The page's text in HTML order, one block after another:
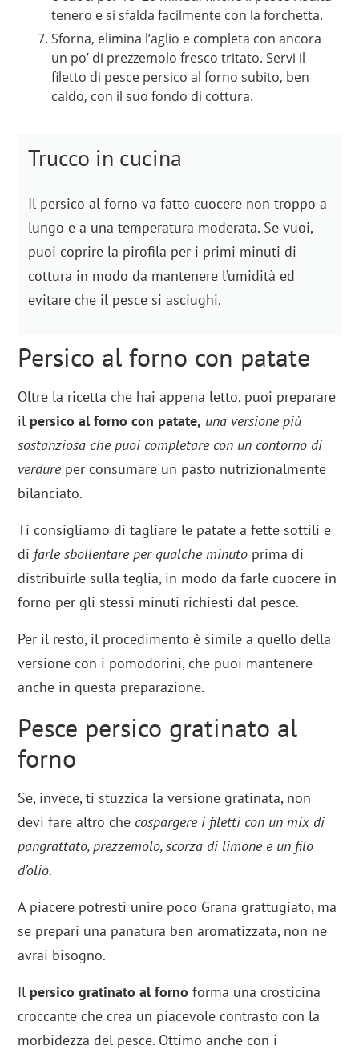
tenero e si sfalda facilmente con la forchetta.
Sforna, elimina l’aglio e completa con ancora
un po’ di prezzemolo fresco tritato. Servi il
filetto di pesce persico al forno subito, ben
caldo, con il suo fondo di cottura.
Trucco in cucina
Il persico al forno va fatto cuocere non troppo a
lungo e a una temperatura moderata. Se vuoi,
puoi coprire la pirofila per i primi minuti di
cottura in modo da mantenere l’umidità ed
evitare che il pesce si asciughi.
Persico al forno con patate
Oltre la ricetta che hai appena letto, puoi preparare
il persico al forno con patate, una versione più
sostanziosa che puoi completare con un contorno di
verdureper consumare un pasto nutrizionalmente
bilanciato.
Ti consigliamo di tagliare le patate a fette sottili e
di farle sbollentare per qualche minuto prima di
distribuirle sulla teglia, in modo da farle cuocere in
forno per gli stessi minuti richiesti dal pesce.
Per il resto, il procedimento è simile a quello della
versione con i pomodorini, che puoi mantenere
anche in questa preparazione.
Pesce persico gratinato al
forno
Se, invece, ti stuzzica la versione gratinata, non
devi fare altro che cospargere i filetti con un mix di
pangrattato, prezzemolo, scorza di limone e un filo
d’olio.
A piacere potresti unire poco Grana grattugiato, ma
se prepari una panatura ben aromatizzata, non ne
avrai bisogno.
Il persico gratinato al forno forma una crosticina
croccante che crea un piacevole contrasto con la
morbidezza del pesce. Ottimo anche con i